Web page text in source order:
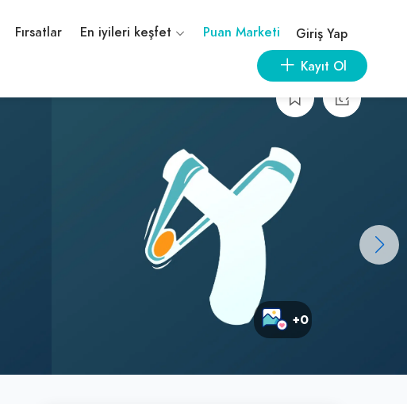
Fırsatlar En iyileri keşfet Puan Marketi
Giriş Yap
Kayıt Ol
+0